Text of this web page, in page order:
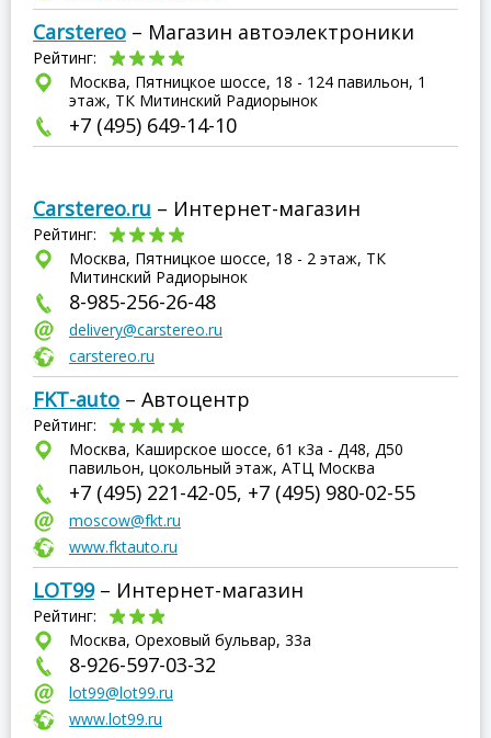
Carstereo – Магазин автоэлектроники
Рейтинг:
Москва, Пятницкое шоссе, 18 - 124 павильон, 1
этаж, ТК Митинский Радиорынок
+7 (495) 649-14-10
Carstereo.ru – Интернет-магазин
Рейтинг:
Москва, Пятницкое шоссе, 18 - 2 этаж, ТК
Митинский Радиорынок
8-985-256-26-48
delivery@carstereo.ru
carstereo.ru
FKT-auto – Автоцентр
Рейтинг:
Москва, Каширское шоссе, 61 к3а - Д48, Д50
павильон, цокольный этаж, АТЦ Москва
+7 (495) 221-42-05, +7 (495) 980-02-55
moscow@fkt.ru
www.fktauto.ru
LOT99– Интернет-магазин
Рейтинг:
Москва, Ореховый бульвар, 33а
8-926-597-03-32
lot99@lot99.ru
www.lot99.ru